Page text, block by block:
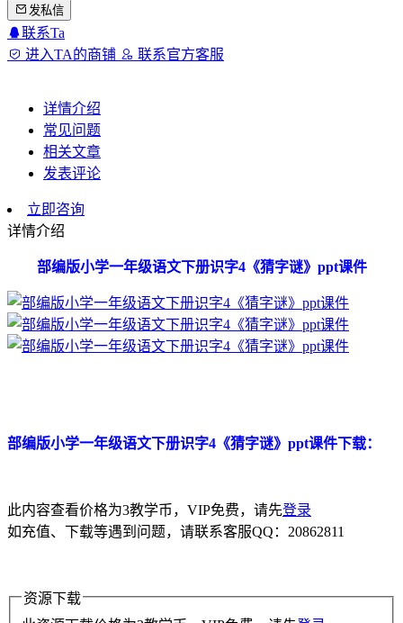
发私信
联系Ta
进入TA的商铺
联系官方客服
详情介绍
常见问题
相关文章
发表评论
立即咨询
详情介绍
部编版小学一年级语文下册识字4《猜字谜》ppt课件
部编版小学一年级语文下册识字4《猜字谜》ppt课件下载：
此内容查看价格为3教学币，VIP免费，请先登录
如充值、下载等遇到问题，请联系客服QQ：20862811
资源下载